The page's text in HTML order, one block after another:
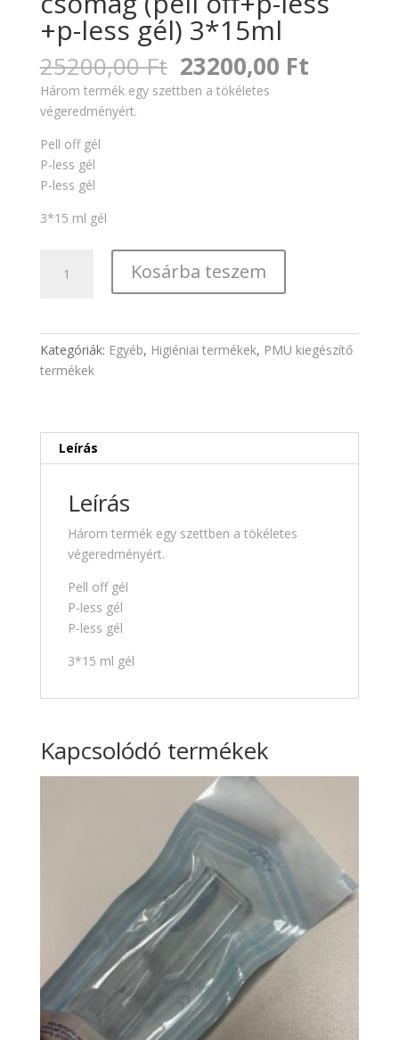
+p-less gél) 3*15ml
25200,00Ft Original
price
was:
23200,00 FtCurrent
price
Három termék egy szettben a tökéletes
végeredményért.
Pell off gél
P-less gél
P-less gél
3*15 ml gél
termékcsalád
off+p-
gél)
3*15ml
Kosárba teszem
Kategóriák: Egyéb, Higiéniai termékek, PMU kiegészítő
termékek
Leírás
Leírás
Három termék egy szettben a tökéletes
végeredményért.
Pell off gél
P-less gél
P-less gél
3*15 ml gél
Kapcsolódó termékek